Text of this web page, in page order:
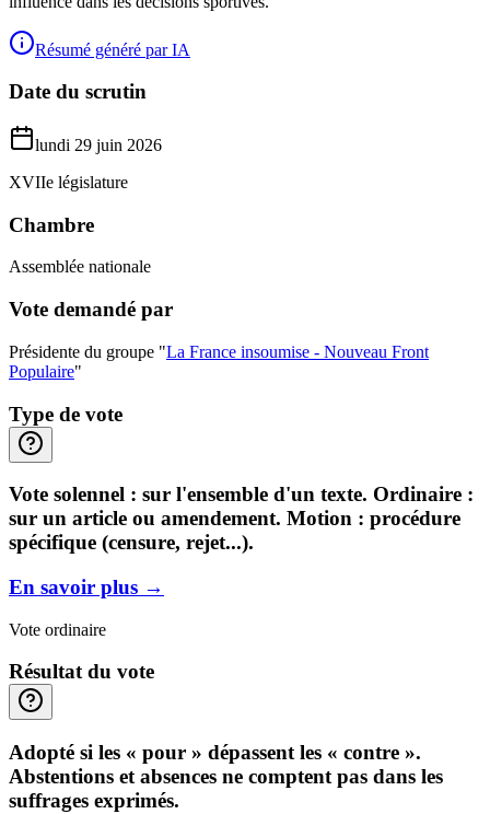
Résumé généré par IA
Date du scrutin
lundi 29 juin 2026
XVIIe législature
Chambre
Assemblée nationale
Vote demandé par
Présidente du groupe "La France insoumise - Nouveau Front
Populaire"
Type de vote
Vote solennel : sur l'ensemble d'un texte. Ordinaire :
sur un article ou amendement. Motion : procédure
spécifique (censure, rejet...).
En savoir plus →
Vote ordinaire
Résultat du vote
Adopté si les « pour » dépassent les « contre ».
Abstentions et absences ne comptent pas dans les
suffrages exprimés.